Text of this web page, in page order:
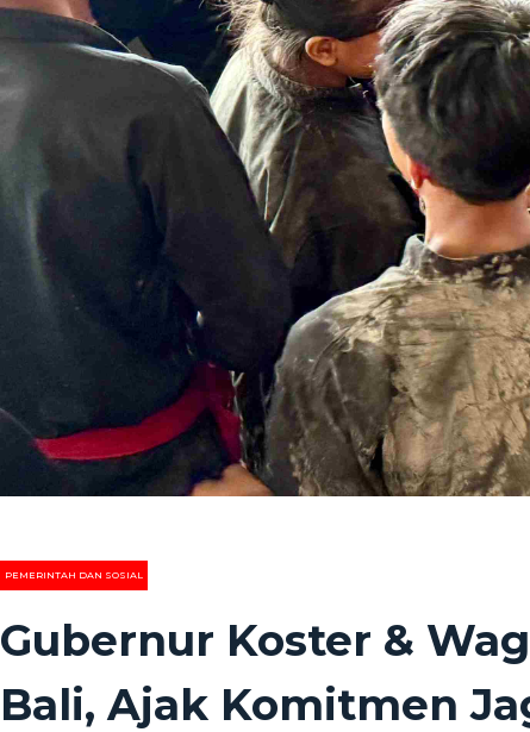
PEMERINTAH DAN SOSIAL
Gubernur Koster &
Bali, Ajak Komitmen